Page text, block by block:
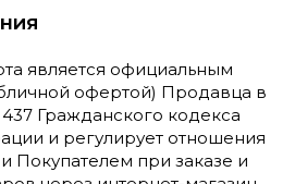
является официальным
офертой) Продавца в
437 Гражданского кодекса
и регулирует отношения
при заказе и